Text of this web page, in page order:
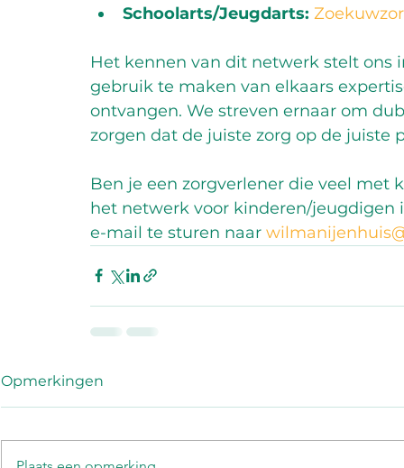
Schoolarts/Jeugdarts:
Het kennen van dit netwerk stelt
gebruik te maken van elkaars
ontvangen. We streven ernaar om
zorgen dat de juiste zorg op de juiste
Ben je een zorgverlener die veel
het netwerk voor kinderen/jeugdigen
e-mail te sturen naar
Opmerkingen